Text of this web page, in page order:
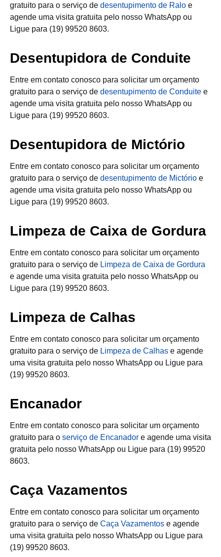
gratuito para o serviço de desentupimento de Ralo e
agende uma visita gratuita pelo nosso WhatsApp ou
Ligue para (19) 99520 8603.
Desentupidora de Conduite
Entre em contato conosco para solicitar um orçamento
gratuito para o serviço de desentupimento de Conduite e
agende uma visita gratuita pelo nosso WhatsApp ou
Ligue para (19) 99520 8603.
Desentupidora de Mictório
Entre em contato conosco para solicitar um orçamento
gratuito para o serviço de desentupimento de Mictório e
agende uma visita gratuita pelo nosso WhatsApp ou
Ligue para (19) 99520 8603.
Limpeza de Caixa de Gordura
Entre em contato conosco para solicitar um orçamento
gratuito para o serviço de Limpeza de Caixa de Gordura
e agende uma visita gratuita pelo nosso WhatsApp ou
Ligue para (19) 99520 8603.
Limpeza de Calhas
Entre em contato conosco para solicitar um orçamento
gratuito para o serviço de Limpeza de Calhas e agende
uma visita gratuita pelo nosso WhatsApp ou Ligue para
(19) 99520 8603.
Encanador
Entre em contato conosco para solicitar um orçamento
gratuito para o serviço de Encanador e agende uma visita
gratuita pelo nosso WhatsApp ou Ligue para (19) 99520
8603.
Caça Vazamentos
Entre em contato conosco para solicitar um orçamento
gratuito para o serviço de Caça Vazamentos e agende
uma visita gratuita pelo nosso WhatsApp ou Ligue para
(19) 99520 8603.